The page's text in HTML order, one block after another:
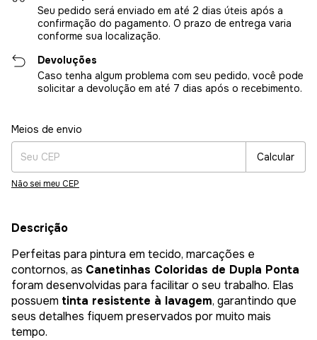
Seu pedido será enviado em até 2 dias úteis após a
confirmação do pagamento. O prazo de entrega varia
conforme sua localização.
Devoluções
Caso tenha algum problema com seu pedido, você pode
solicitar a devolução em até 7 dias após o recebimento.
Entregas para o CEP:
Meios de envio
Calcular
Não sei meu CEP
Descrição
Perfeitas para pintura em tecido, marcações e
contornos, as Canetinhas Coloridas de Dupla Ponta
foram desenvolvidas para facilitar o seu trabalho. Elas
possuem tinta resistente à lavagem, garantindo que
seus detalhes fiquem preservados por muito mais
tempo.